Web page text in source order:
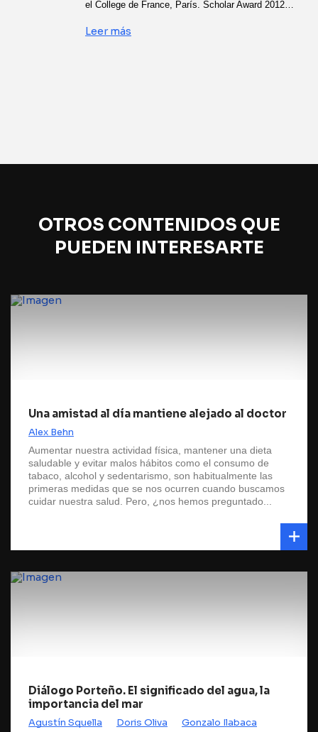
el College de France, París. Scholar Award 2012…
Leer más
OTROS CONTENIDOS QUE
PUEDEN INTERESARTE
Una amistad al día mantiene alejado al doctor
Alex Behn
Aumentar nuestra actividad física, mantener una dieta
saludable y evitar malos hábitos como el consumo de
tabaco, alcohol y sedentarismo, son habitualmente las
primeras medidas que se nos ocurren cuando buscamos
cuidar nuestra salud. Pero, ¿nos hemos preguntado...
Diálogo Porteño. El significado del agua, la
importancia del mar
Agustín Squella Doris Oliva
Gonzalo Ilabaca